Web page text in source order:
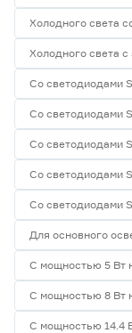
Холодного света
Холодного света
Со светодиодами
Со светодиодами
Со светодиодами
Со светодиодами
Со светодиодами
Для основного
С мощностью 5 Вт
С мощностью 8 Вт
С мощностью 14.4